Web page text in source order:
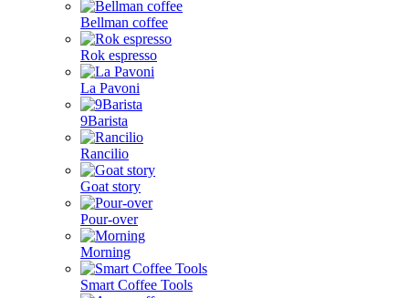
Bellman coffee
Rok espresso
La Pavoni
9Barista
Rancilio
Goat story
Pour-over
Morning
Smart Coffee Tools